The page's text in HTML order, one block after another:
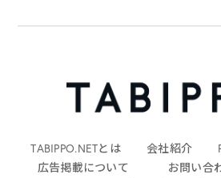
TABIPPO.NETとは 会社紹介
広告掲載について
お問い合